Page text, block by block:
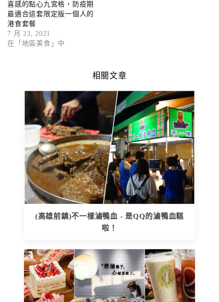
喜感的點心九宮格，防疫期
最適合這套限定版一個人的
港食套餐
7 月 23, 2021
在「地區美食」中
相關文章
(高雄前鎮)不一樣滷鴨血 - 是QQ的滷鴨血糕
啦！